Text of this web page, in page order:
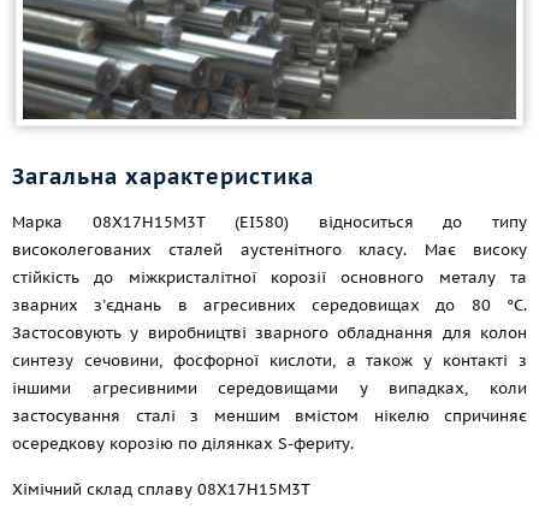
Загальна характеристика
Марка 08Х17Н15М3Т (ЕІ580) відноситься до типу
високолегованих сталей аустенітного класу. Має високу
стійкість до міжкристалітної корозії основного металу та
зварних з'єднань в агресивних середовищах до 80 °C.
Застосовують у виробництві зварного обладнання для колон
синтезу сечовини, фосфорної кислоти, а також у контакті з
іншими агресивними середовищами у випадках, коли
застосування сталі з меншим вмістом нікелю спричиняє
осередкову корозію по ділянках S-фериту.
Хімічний склад сплаву 08Х17Н15М3Т